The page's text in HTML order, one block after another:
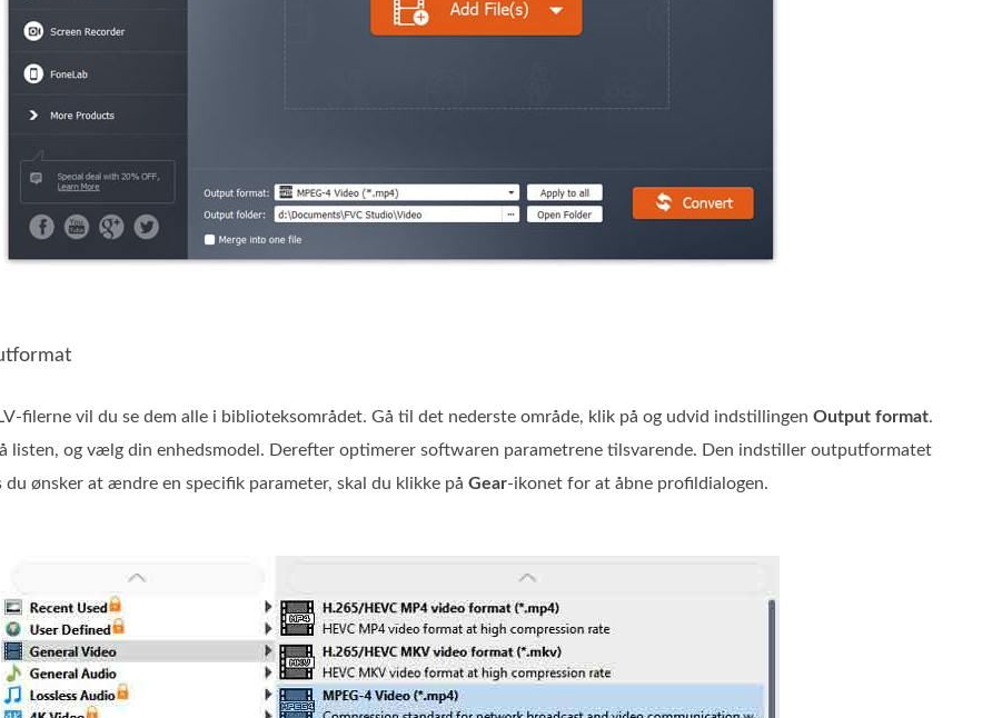
filerne vil du se dem alle i biblioteksområdet. Gå til det nederste område, klik på og udvid indstillingen Output format.
listen, og vælg din enhedsmodel. Derefter optimerer softwaren parametrene tilsvarende. Den indstiller outputformatet
ønsker at ændre en specifik parameter, skal du klikke på Gear-ikonet for at åbne profildialogen.